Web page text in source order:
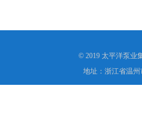
© 2019 太平洋泵业
地址：浙江省温